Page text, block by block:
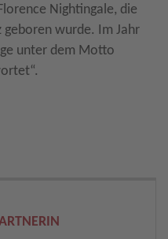
Nightingale, die
geboren wurde. Im Jahr
unter dem Motto